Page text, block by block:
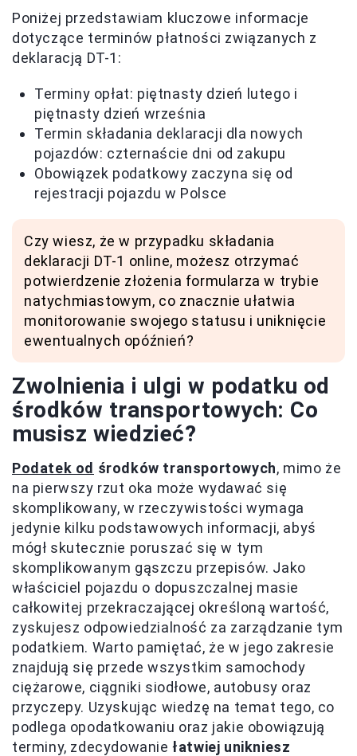
Poniżej przedstawiam kluczowe informacje
dotyczące terminów płatności związanych z
deklaracją DT-1:
Terminy opłat: piętnasty dzień lutego i
piętnasty dzień września
Termin składania deklaracji dla nowych
pojazdów: czternaście dni od zakupu
Obowiązek podatkowy zaczyna się od
rejestracji pojazdu w Polsce
Czy wiesz, że w przypadku składania
deklaracji DT-1 online, możesz otrzymać
potwierdzenie złożenia formularza w trybie
natychmiastowym, co znacznie ułatwia
monitorowanie swojego statusu i uniknięcie
ewentualnych opóźnień?
Zwolnienia i ulgi w podatku od
środków transportowych: Co
musisz wiedzieć?
Podatek od środków transportowych, mimo że
na pierwszy rzut oka może wydawać się
skomplikowany, w rzeczywistości wymaga
jedynie kilku podstawowych informacji, abyś
mógł skutecznie poruszać się w tym
skomplikowanym gąszczu przepisów. Jako
właściciel pojazdu o dopuszczalnej masie
całkowitej przekraczającej określoną wartość,
zyskujesz odpowiedzialność za zarządzanie tym
podatkiem. Warto pamiętać, że w jego zakresie
znajdują się przede wszystkim samochody
ciężarowe, ciągniki siodłowe, autobusy oraz
przyczepy. Uzyskując wiedzę na temat tego, co
podlega opodatkowaniu oraz jakie obowiązują
terminy, zdecydowaniełatwiej unikniesz